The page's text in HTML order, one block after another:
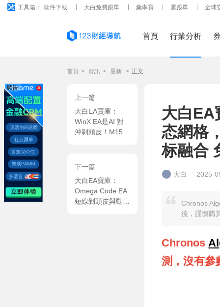
工具箱： 軟件下載 大白免費跟單 彙率寶 雲跟單 全球
首頁 行業分析
首頁 > 資訊 > 最新 > 正文
上一篇
大白EA寶庫：
WinX EA是AI 對
沖剝頭皮！M15
短期盈利 MT4 EA
下一篇
大白EA寶庫：
Omega Code EA
短線剝頭皮與動态
大白
态網格
标融合
大白 2025-
Chronos
後，謹慎購
Chronos
測，沒有參
廣告